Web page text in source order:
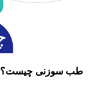
طب سوزنی چیست؟